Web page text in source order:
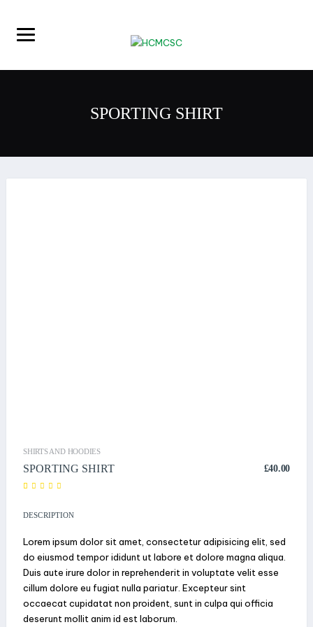
SPORTING SHIRT
SHIRTS AND HOODIES
SPORTING SHIRT
dựa
trên
£40.00
DESCRIPTION
Lorem ipsum dolor sit amet, consectetur adipisicing elit, sed
do eiusmod tempor ididunt ut labore et dolore magna aliqua.
Duis aute irure dolor in reprehenderit in voluptate velit esse
cillum dolore eu fugiat nulla pariatur. Excepteur sint
occaecat cupidatat non proident, sunt in culpa qui officia
deserunt mollit anim id est laborum.